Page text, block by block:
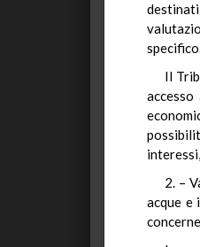
Il
2. –
acque e